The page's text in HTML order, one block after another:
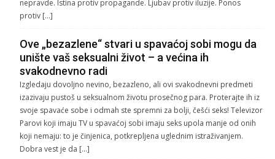
nepravde. Istina protiv propagande. Ljubav protiv iluzije. Ponos
protiv […]
Ove „bezazlene“ stvari u spavaćoj sobi mogu da
unište vaš seksualni život – a većina ih
svakodnevno radi
Izgledaju dovoljno nevino, bezazleno, ali ovi svakodnevni predmeti
izazivaju pustoš u seksualnom životu prosečnog para. Proterajte ih iz
svoje spavaće sobe i odmah ste spremni za bolji, češći seks! Televizor
Parovi koji imaju TV u spavaćoj sobi imaju seks upola manje od onih
koji nemaju: to je činjenica, potkrepljena uglednim istraživanjem.
Dobra vest je da […]